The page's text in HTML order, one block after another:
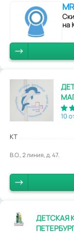
на
10
КТ
В.О., 2 линия, д. 47.
ДЕТСКАЯ